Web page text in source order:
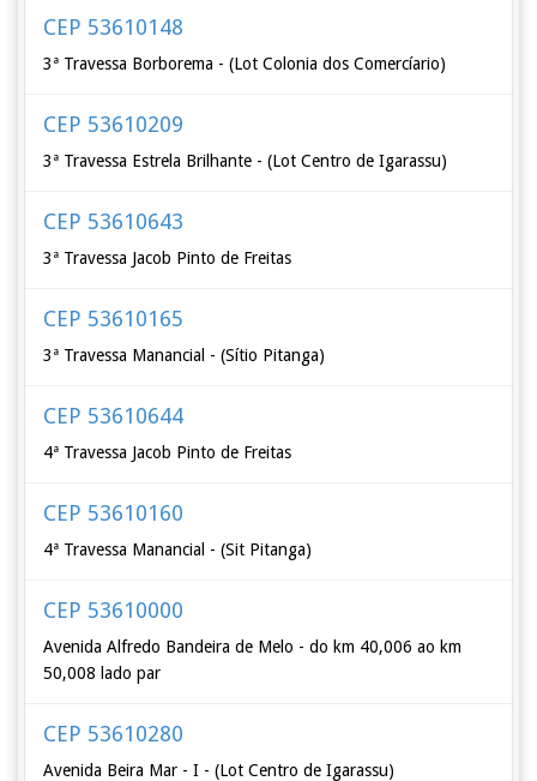
CEP 53610148
3ª Travessa Borborema - (Lot Colonia dos Comercíario)
CEP 53610209
3ª Travessa Estrela Brilhante - (Lot Centro de Igarassu)
CEP 53610643
3ª Travessa Jacob Pinto de Freitas
CEP 53610165
3ª Travessa Manancial - (Sítio Pitanga)
CEP 53610644
4ª Travessa Jacob Pinto de Freitas
CEP 53610160
4ª Travessa Manancial - (Sit Pitanga)
CEP 53610000
Avenida Alfredo Bandeira de Melo - do km 40,006 ao km
50,008 lado par
CEP 53610280
Avenida Beira Mar - I - (Lot Centro de Igarassu)